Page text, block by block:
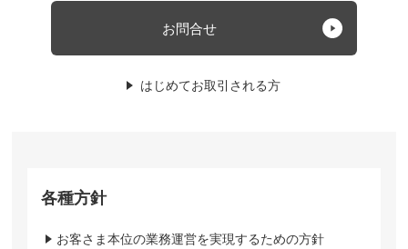
お問合せ
はじめてお取引される方
各種方針
お客さま本位の業務運営を実現するための方針